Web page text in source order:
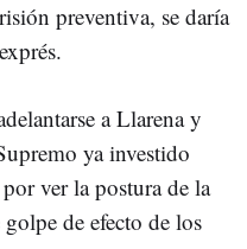
preventiva, se daría
a Llarena y
ya investido
ver la postura de la
de efecto de los